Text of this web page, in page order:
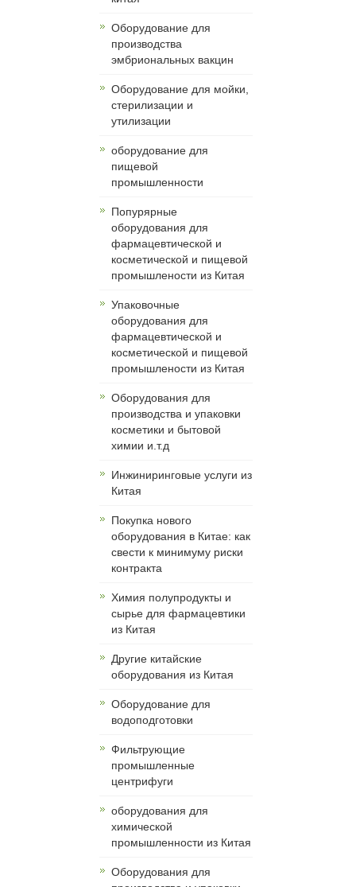
Оборудование для
производства
эмбриональных вакцин
Оборудование для мойки,
стерилизации и
утилизации
оборудование для
пищевой
промышленности
Попурярные
оборудования для
фармацевтической и
косметической и пищевой
промышлености из Китая
Упаковочные
оборудования для
фармацевтической и
косметической и пищевой
промышлености из Китая
Оборудования для
производства и упаковки
косметики и бытовой
химии и.т.д
Инжиниринговые услуги из
Китая
Покупка нового
оборудования в Китае: как
свести к минимуму риски
контракта
Химия полупродукты и
сырье для фармацевтики
из Китая
Другие китайские
оборудования из Китая
Оборудование для
водоподготовки
Фильтрующие
промышленные
центрифуги
оборудования для
химической
промышленности из Китая
Оборудования для